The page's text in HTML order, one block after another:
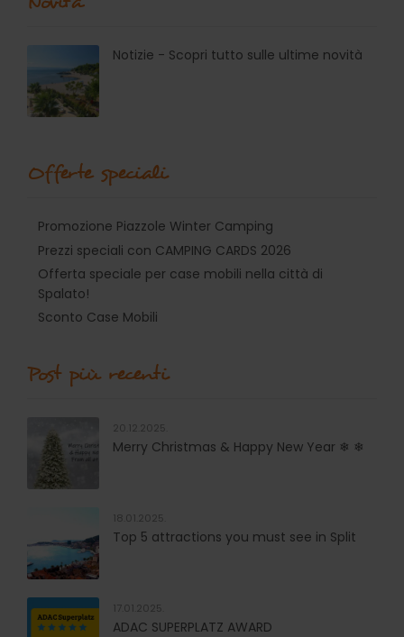
Notizie - Scopri tutto sulle ultime novità
Offerte speciali
Promozione Piazzole Winter Camping
Prezzi speciali con CAMPING CARDS 2026
Offerta speciale per case mobili nella città di
Spalato!
Sconto Case Mobili
Post più recenti
20.12.2025.
Merry Christmas & Happy New Year ❄ ❄
18.01.2025.
Top 5 attractions you must see in Split
17.01.2025.
ADAC SUPERPLATZ AWARD